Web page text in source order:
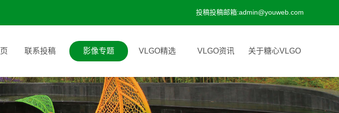
投稿投稿邮箱:admin@youweb.com
联系投稿 影像专题 VLGO精选 VLGO资讯 关于糖心VLGO